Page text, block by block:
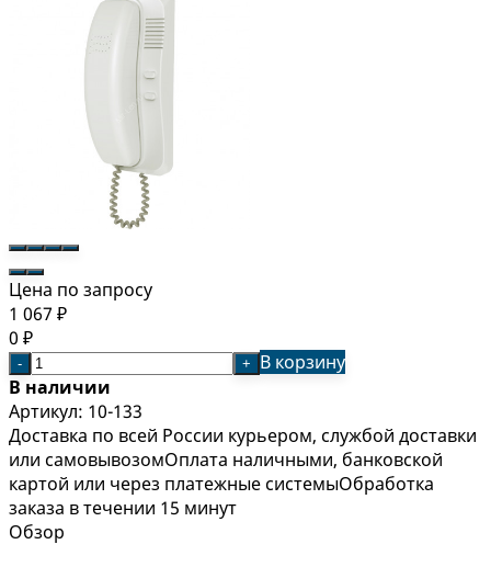
Цена по запросу
1 067 ₽
0 ₽
- +
В корзину
В наличии
Артикул: 10-133
Доставка по всей России курьером, службой доставки
или самовывозомОплата наличными, банковской
картой или через платежные системыОбработка
заказа в течении 15 минут
Обзор